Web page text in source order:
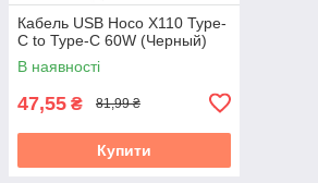
Кабель USB Hoco X110 Type-
C to Type-C 60W (Черный)
В наявності
47,55 ₴ 81,99 ₴
Купити